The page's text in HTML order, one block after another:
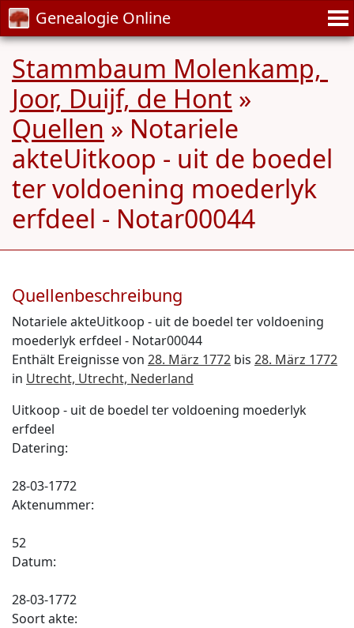
Genealogie Online
Stammbaum Molenkamp, ​​​​
Joor, Duijf, de Hont »
Quellen » Notariele
akteUitkoop - uit de boedel
ter voldoening moederlyk
erfdeel - Notar00044
Quellenbeschreibung
Notariele akteUitkoop - uit de boedel ter voldoening
moederlyk erfdeel - Notar00044
Enthält Ereignisse von 28. März 1772 bis 28. März 1772
in Utrecht, Utrecht, Nederland
Uitkoop - uit de boedel ter voldoening moederlyk
erfdeel
Datering:
28-03-1772
Aktenummer:
52
Datum:
28-03-1772
Soort akte: